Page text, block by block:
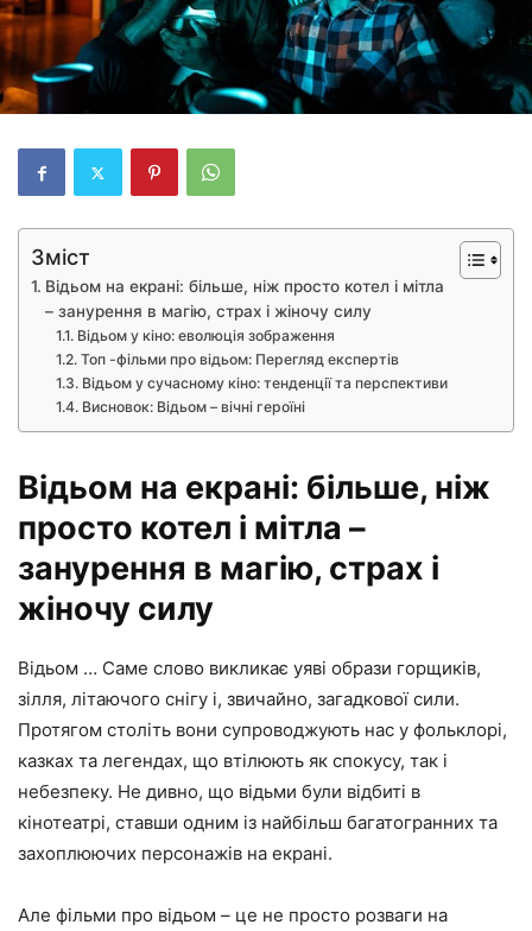
Зміст
Відьом на екрані: більше, ніж просто котел і мітла
– занурення в магію, страх і жіночу силу
Відьом у кіно: еволюція зображення
Топ -фільми про відьом: Перегляд експертів
Відьом у сучасному кіно: тенденції та перспективи
Висновок: Відьом – вічні героїні
Відьом на екрані: більше, ніж
просто котел і мітла –
занурення в магію, страх і
жіночу силу
Відьом … Саме слово викликає уяві образи горщиків,
зілля, літаючого снігу і, звичайно, загадкової сили.
Протягом століть вони супроводжують нас у фольклорі,
казках та легендах, що втілюють як спокусу, так і
небезпеку. Не дивно, що відьми були відбиті в
кінотеатрі, ставши одним із найбільш багатогранних та
захоплюючих персонажів на екрані.
Але фільми про відьом – це не просто розваги на